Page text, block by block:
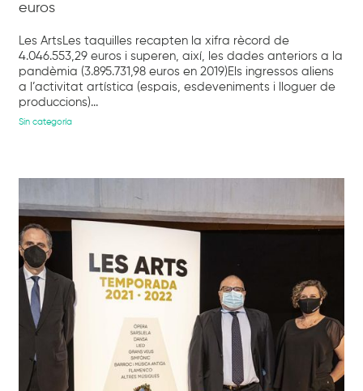
euros
Les ArtsLes taquilles recapten la xifra rècord de
4.046.553,29 euros i superen, així, les dades anteriors a la
pandèmia (3.895.731,98 euros en 2019)Els ingressos aliens
a l’activitat artística (espais, esdeveniments i lloguer de
produccions)...
Sin categoría